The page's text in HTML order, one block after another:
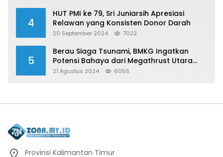
4
HUT PMI ke 79, Sri Juniarsih Apresiasi
Relawan yang Konsisten Donor Darah
20 September 2024 7022
5
Berau Siaga Tsunami, BMKG Ingatkan
Potensi Bahaya dari Megathrust Utara
Sulawesi
21 Agustus 2024 6056
Provinsi Kalimantan Timur